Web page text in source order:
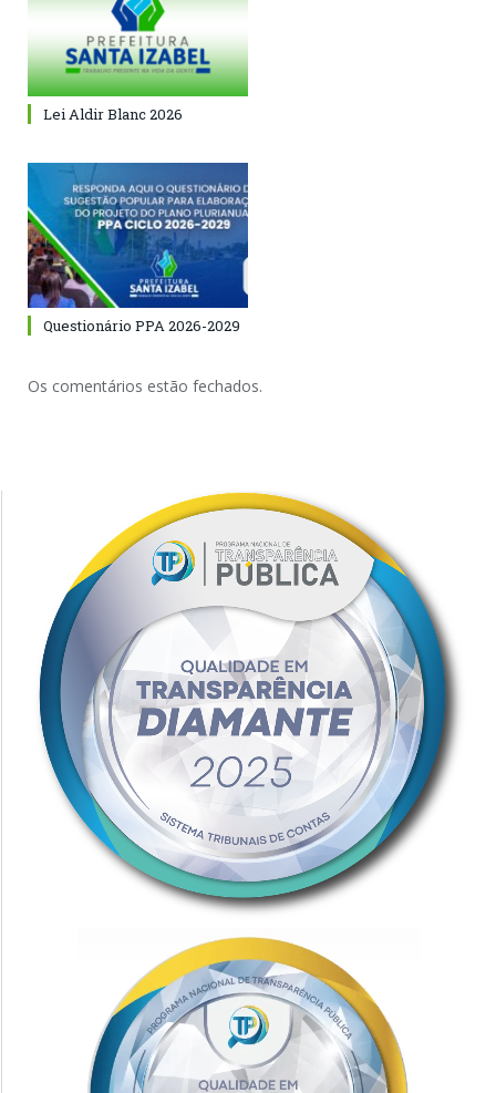
Lei Aldir Blanc 2026
Questionário PPA 2026-2029
Os comentários estão fechados.